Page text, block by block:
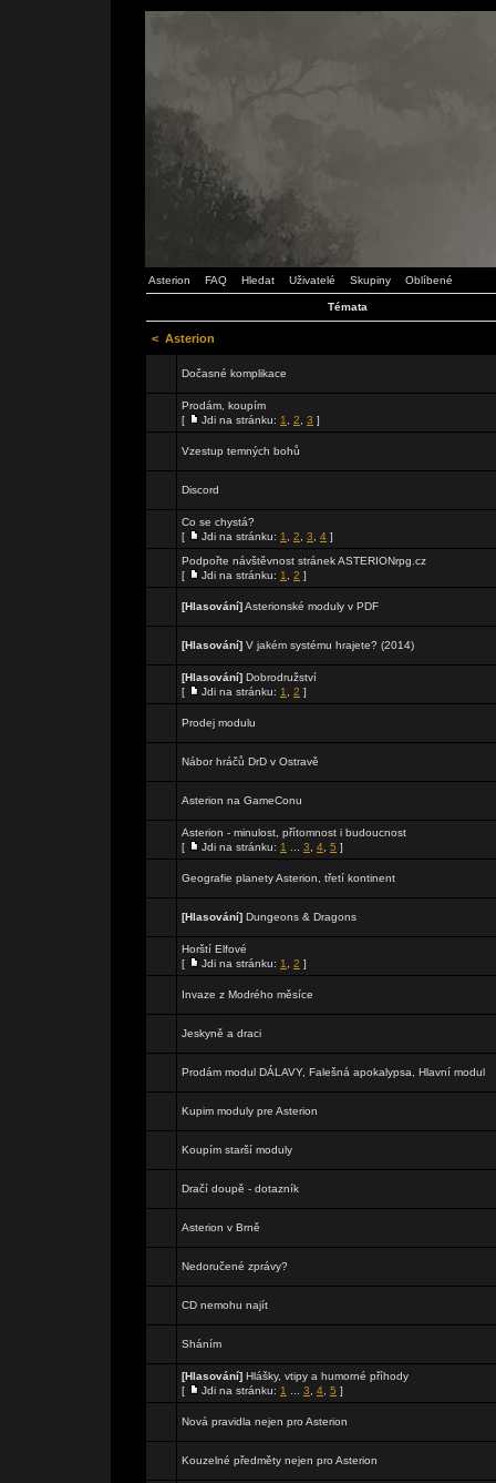
Asterion FAQ Hledat Uživatelé Skupiny Oblíbené
Témata
< Asterion
Dočasné komplikace
Prodám, koupím
[
Jdi na stránku: 1 2 3 ]
Vzestup temných bohů
Discord
Co se chystá?
[
Jdi na stránku: 1 2 3 4 ]
Podpořte návštěvnost stránek ASTERIONrpg.cz
[
Jdi na stránku: 1 2 ]
[Hlasování]Asterionské moduly v PDF
[Hlasování] V jakém systému hrajete? (2014)
[Hlasování] Dobrodružství
[
Jdi na stránku: 1 2 ]
Prodej modulu
Nábor hráčů DrD v Ostravě
Asterion na GameConu
Asterion - minulost, přítomnost i budoucnost
[
Jdi na stránku: 1 3 4 5 ]
Geografie planety Asterion, třetí kontinent
[Hlasování] Dungeons & Dragons
Horští Elfové
[
Jdi na stránku: 1 2 ]
Invaze z Modrého měsíce
Jeskyně a draci
Prodám modul DÁLAVY, Falešná apokalypsa, Hlavní modul
Kupim moduly pre Asterion
Koupím starší moduly
Dračí doupě - dotazník
Asterion v Brně
Nedoručené zprávy?
CD nemohu najít
Sháním
[Hlasování] Hlášky, vtipy a humorné příhody
[
Jdi na stránku: 1 3 4 5 ]
Nová pravidla nejen pro Asterion
Kouzelné předměty nejen pro Asterion